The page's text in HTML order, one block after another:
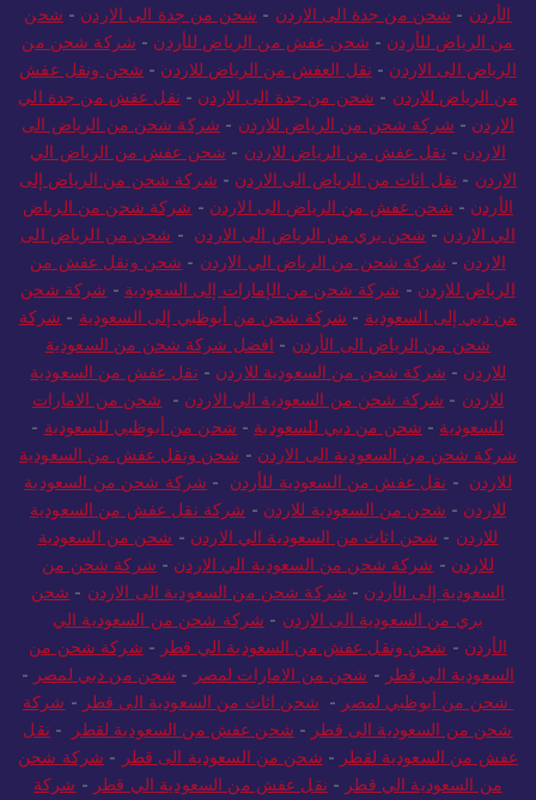
الأردن - شحن من جدة الى الاردن - شحن من جدة الى الاردن - شحن
من الرياض للأردن - شحن عفش من الرياض للأردن - شركة شحن من
الرياض الى الاردن - نقل العفش من الرياض للاردن - شحن ونقل عفش
من الرياض للاردن - شحن من جدة الى الاردن - نقل عفش من جدة الي
الاردن - شركة شحن من الرياض للاردن - شركة شحن من الرياض الى
الاردن - نقل عفش من الرياض للاردن - شحن عفش من الرياض الي
الاردن - نقل اثاث من الرياض الى الاردن - شركة شحن من الرياض إلى
الأردن - شحن عفش من الرياض الى الاردن - شركة شحن من الرياض
الي الاردن - شحن بري من الرياض الى الاردن - شحن من الرياض الى
الاردن - شركة شحن من الرياض الي الاردن - شحن ونقل عفش من
الرياض للاردن - شركة شحن من الإمارات إلى السعودية - شركة شحن
من دبي إلى السعودية - شركة شحن من أبوظبي إلى السعودية - شركة
شحن من الرياض الى الأردن - افضل شركة شحن من السعودية
للاردن - شركة شحن من السعودية للاردن - نقل عفش من السعودية
للاردن - شركة شحن من السعودية الي الاردن - شحن من الامارات
للسعودية - شحن من دبي للسعودية - شحن من أبوظبي للسعودية -
شركة شحن من السعودية الى الاردن - شحن ونقل عفش من السعودية
للاردن - نقل عفش من السعودية للأردن - شركة شحن من السعودية
للاردن - شحن من السعودية للاردن - شركة نقل عفش من السعودية
للاردن - شحن اثاث من السعودية الي الاردن - شحن من السعودية
للاردن - شركة شحن من السعودية الي الاردن - شركة شحن من
السعودية إلى الأردن - شركة شحن من السعودية الى الاردن - شحن
بري من السعودية الى الاردن - شركة شحن من السعودية الي
الأردن - شحن ونقل عفش من السعودية الي قطر - شركة شحن من
السعودية الي قطر - شحن من الامارات لمصر - شحن من دبي لمصر -
شحن من أبوظبي لمصر - شحن اثاث من السعودية الى قطر - شركة
شحن من السعودية الى قطر - شحن عفش من السعودية لقطر - نقل
عفش من السعودية لقطر - شحن من السعودية الى قطر - شركة شحن
من السعودية الي قطر - نقل عفش من السعودية الي قطر - شركة